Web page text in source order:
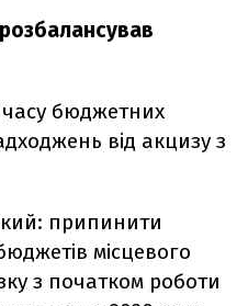
часу бюджетних
від акцизу з
припинити
місцевого
з початком роботи